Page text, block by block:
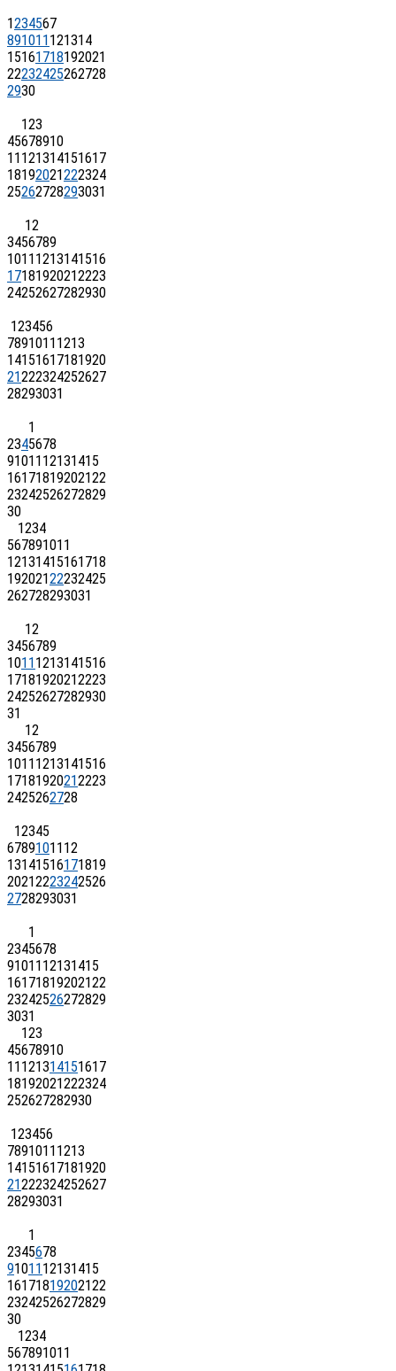
1234567
891011 121314
15161718192021
22232425262728
2930
123
45678910
11 121314151617
18192021222324
25262728293031
12
3456789
1011 1213141516
17181920212223
24252627282930
123456
7891011 1213
14151617181920
21222324252627
28293031
1
2345678
91011 12131415
16171819202122
23242526272829
30
1234
567891011
12131415161718
19202122232425
262728293031
12
3456789
1011 1213141516
17181920212223
24252627282930
31
12
3456789
1011 1213141516
17181920212223
2425262728
12345
67891011 12
13141516171819
20212223242526
2728293031
1
2345678
91011 12131415
16171819202122
23242526272829
3031
123
45678910
11 121314151617
18192021222324
252627282930
123456
7891011 1213
14151617181920
21222324252627
28293031
1
2345678
91011 12131415
16171819202122
23242526272829
30
1234
567891011